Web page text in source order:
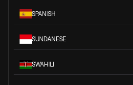
SPANISH
SUNDANESE
SWAHILI